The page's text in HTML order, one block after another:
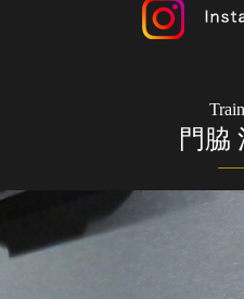
門脇